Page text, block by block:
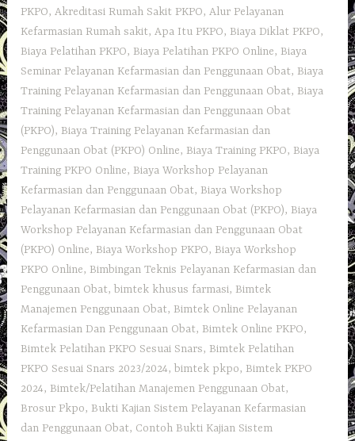
PKPO,Akreditasi Rumah Sakit PKPO,Alur Pelayanan
Kefarmasian Rumah sakit,Apa Itu PKPO, Biaya Diklat PKPO,
Biaya Pelatihan PKPO, Biaya Pelatihan PKPO Online, Biaya
Seminar Pelayanan Kefarmasian dan Penggunaan Obat, Biaya
Training Pelayanan Kefarmasian dan Penggunaan Obat, Biaya
Training Pelayanan Kefarmasian dan Penggunaan Obat
(PKPO), Biaya Training Pelayanan Kefarmasian dan
Penggunaan Obat (PKPO) Online, Biaya Training PKPO, Biaya
Training PKPO Online, Biaya Workshop Pelayanan
Kefarmasian dan Penggunaan Obat, Biaya Workshop
Pelayanan Kefarmasian dan Penggunaan Obat (PKPO), Biaya
Workshop Pelayanan Kefarmasian dan Penggunaan Obat
(PKPO) Online, Biaya Workshop PKPO, Biaya Workshop
PKPO Online, Bimbingan Teknis Pelayanan Kefarmasian dan
Penggunaan Obat, bimtek khusus farmasi, Bimtek
Manajemen Penggunaan Obat, Bimtek Online Pelayanan
Kefarmasian Dan Penggunaan Obat, Bimtek Online PKPO,
Bimtek Pelatihan PKPO Sesuai Snars, Bimtek Pelatihan
PKPO Sesuai Snars 2023/2024, bimtek pkpo, Bimtek PKPO
2024, Bimtek/Pelatihan Manajemen Penggunaan Obat,
Brosur Pkpo, Bukti Kajian Sistem Pelayanan Kefarmasian
dan Penggunaan Obat, Contoh Bukti Kajian Sistem